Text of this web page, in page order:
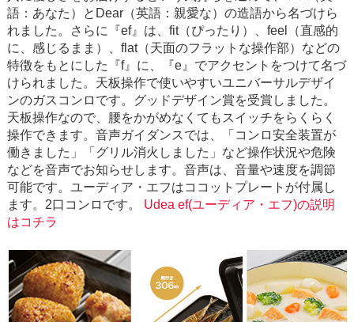
語：あなた）とDear（英語：親愛な）の造語から名づけら
れました。さらに『ef』は、fit（ぴったり）、feel（直感的
に、感じるまま）、flat（天面のフラットな操作部）などの
特徴をもとにした『f』に、『e』でアクセントをつけて名づ
けられました。天板操作で使いやすいユニバーサルデザイ
ンのガスコンロです。グッドデザイン賞を受賞しました。
天板操作なので、腰をかがめなくてもスイッチをらくらく
操作できます。音声ガイダンスでは、「コンロ安全装置が
働きました」「グリル消火しました」など操作状況や危険
などを音声でお知らせします。音声は、音量や速度を調節
可能です。ユーディア・エフはココットプレートが付属し
ます。2口コンロです。 Udea ef(ユーディア・エフ)の説明
はコチラ